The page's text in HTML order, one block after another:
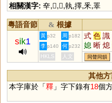
相關漢字: 㚔,𠬜,𠬞,執,擇,釆,睪
粵語音節 & 根據
sik1
黃 p32 周 p182 式 色 識
媳 晰 熄
淅 蜥 軾
螫 窸 潟
穡 赩 鄎
轖 摵 适
鉽 蝷 鎴
李 p140 何 p232
HKLS 人文 同聲同韻
其他
本字庫於「釋」字下錄有18個